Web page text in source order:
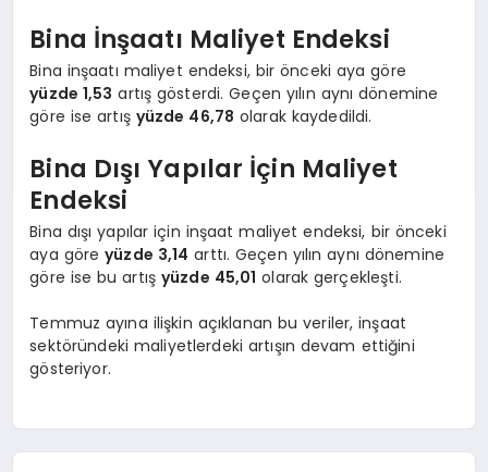
Bina İnşaatı Maliyet Endeksi
Bina inşaatı maliyet endeksi, bir önceki aya göre
yüzde 1,53 artış gösterdi. Geçen yılın aynı dönemine
göre ise artış yüzde 46,78 olarak kaydedildi.
Bina Dışı Yapılar İçin Maliyet
Endeksi
Bina dışı yapılar için inşaat maliyet endeksi, bir önceki
aya göreyüzde 3,14 arttı. Geçen yılın aynı dönemine
göre ise bu artış yüzde 45,01 olarak gerçekleşti.
Temmuz ayına ilişkin açıklanan bu veriler, inşaat
sektöründeki maliyetlerdeki artışın devam ettiğini
gösteriyor.